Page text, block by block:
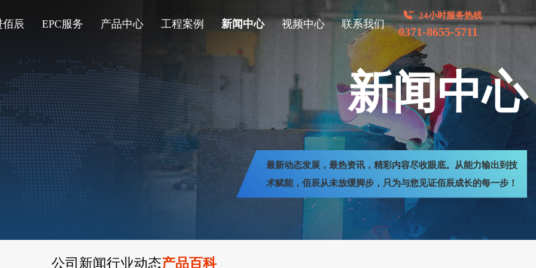
佰辰 EPC服务 产品中心 工程案例 新闻中心 视频中心 联系我们
24小时服务热线
0371-8655-5711
新闻中心
最新动态发展，最热资讯，精彩内容尽收眼底。从能力输出到技
术赋能，佰辰从未放缓脚步，只为与您见证佰辰成长的每一步！
公司新闻行业动态产品百科